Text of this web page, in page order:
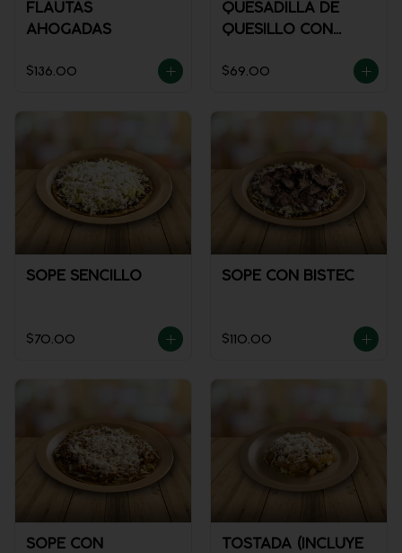
FLAUTAS
AHOGADAS
$136.00
QUESADILLA DE
QUESILLO CON
$69.00
SOPE SENCILLO
$70.00
SOPE CON BISTEC
$110.00
SOPE CON
TOSTADA (INCLUYE